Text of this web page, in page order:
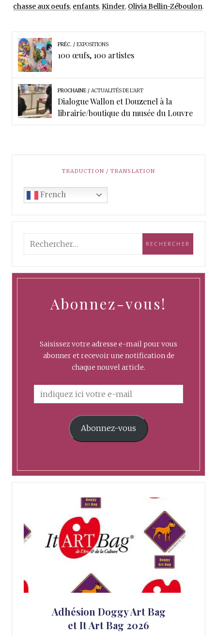
chasse aux oeufs, enfants, Kinder, Olivia Bellin-Zéboulon.
PRÉC. EXPOSITIONS
100 œufs, 100 artistes
PROCHAINE ACTUALITÉS DE L'ART
Dialogue Wallon et Douzenel à la
librairie/boutique du musée du Louvre
TRADUCTION / TRANSLATION
French
Abonnez-vous!
Saisissez votre adresse e-mail pour vous
abonner et recevoir une notification de
chaque nouvel article.
Abonnez-vous
Adhésion Doggy Art Bag
et It Art Bag 2026